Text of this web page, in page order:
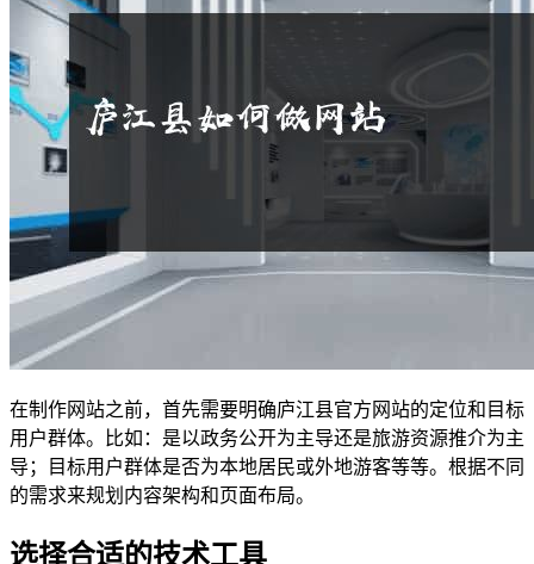
在制作网站之前，首先需要明确庐江县官方网站的定位和目标
用户群体。比如：是以政务公开为主导还是旅游资源推介为主
导；目标用户群体是否为本地居民或外地游客等等。根据不同
的需求来规划内容架构和页面布局。
选择合适的技术工具